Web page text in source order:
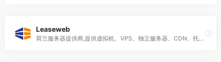
Leaseweb
荷兰服务器提供商,提供虚拟机、VPS、独立服务器、CDN、托管等业务